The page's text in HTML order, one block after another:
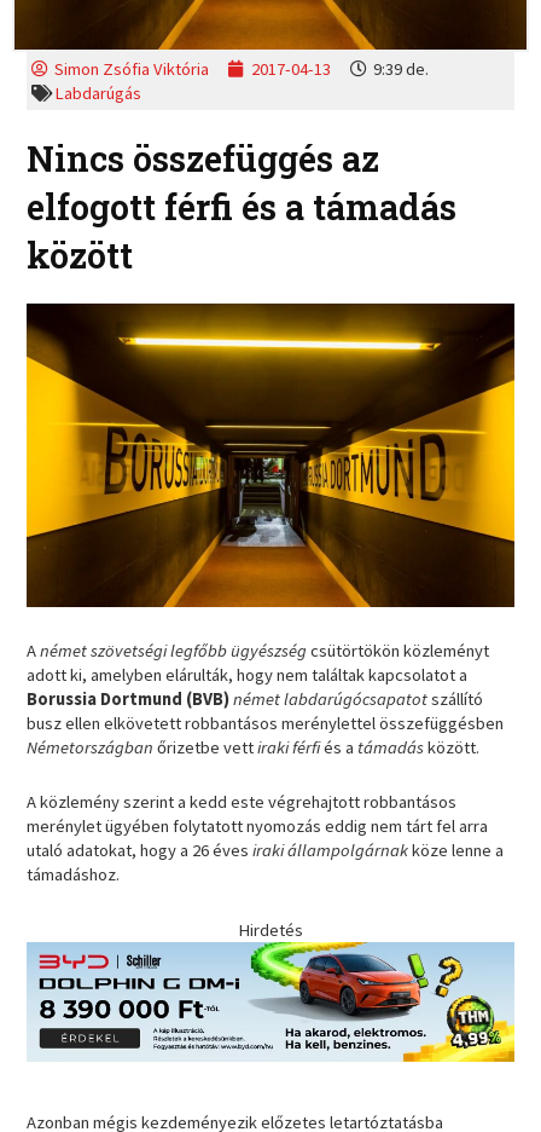
Simon Zsófia Viktória 2017-04-13
9:39 de.
Labdarúgás
Nincs összefüggés az
elfogott férfi és a támadás
között
Anémet szövetségi legfőbb ügyészségcsütörtökön közleményt
adott ki, amelyben elárulták, hogy nem találtak kapcsolatot a
Borussia Dortmund (BVB)német labdarúgócsapatotszállító
busz ellen elkövetett robbantásos merénylettel összefüggésben
Németországban őrizetbe vettiraki férfiés a támadásközött.
A közlemény szerint a kedd este végrehajtott robbantásos
merénylet ügyében folytatott nyomozás eddig nem tárt fel arra
utaló adatokat, hogy a 26 évesiraki állampolgárnakköze lenne a
támadáshoz.
Hirdetés
Azonban mégis kezdeményezik előzetes letartóztatásba